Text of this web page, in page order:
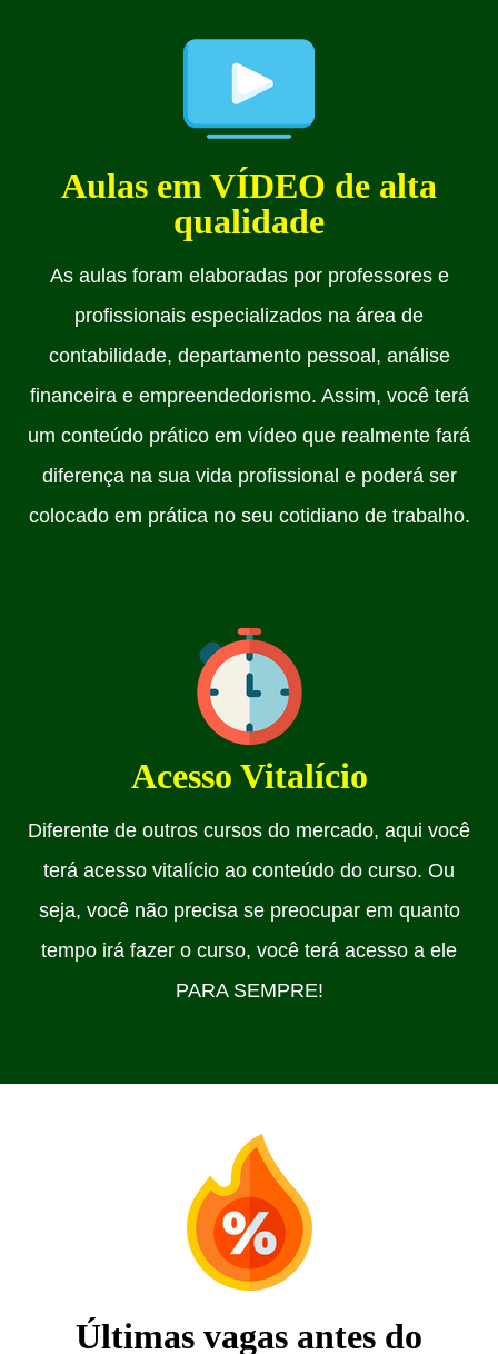
Aulas em VÍDEO de alta
qualidade
As aulas foram elaboradas por professores e
profissionais especializados na área de
contabilidade, departamento pessoal, análise
financeira e empreendedorismo. Assim, você terá
um conteúdo prático em vídeo que realmente fará
diferença na sua vida profissional e poderá ser
colocado em prática no seu cotidiano de trabalho.
Acesso Vitalício
Diferente de outros cursos do mercado, aqui você
terá acesso vitalício ao conteúdo do curso. Ou
seja, você não precisa se preocupar em quanto
tempo irá fazer o curso, você terá acesso a ele
PARA SEMPRE!
Últimas vagas antes do